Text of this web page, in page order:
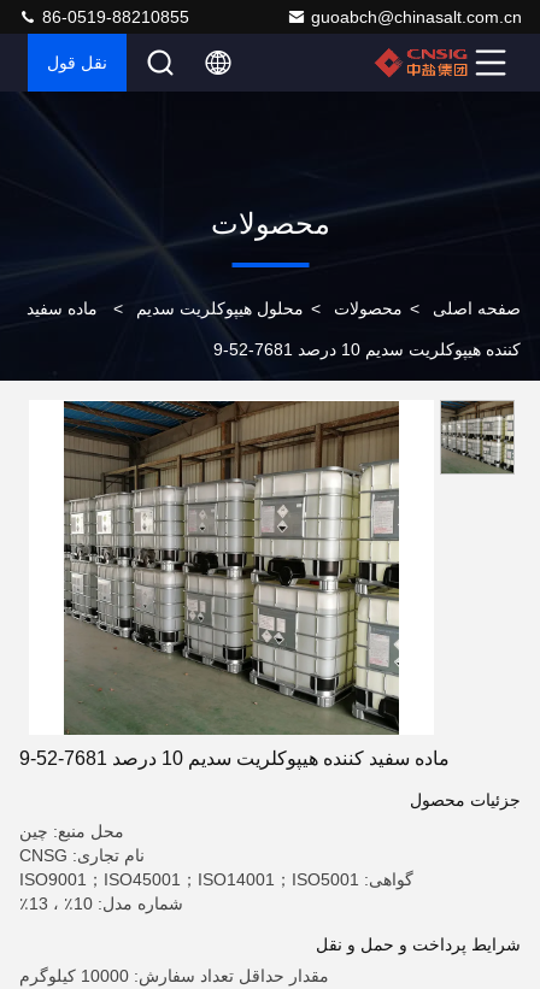
guoabch@chinasalt.com.cn
86-0519-88210855
نقل قول
محصولات
صفحه اصلی > محصولات > محلول هیپوکلریت سدیم > ماده سفید
کننده هیپوکلریت سدیم 10 درصد 7681-52-9
ماده سفید کننده هیپوکلریت سدیم 10 درصد 7681-52-9
جزئیات محصول
محل منبع: چین
نام تجاری: CNSG
گواهی: ISO9001；ISO45001；ISO14001；ISO5001
شماره مدل: 10٪ ، 13٪
شرایط پرداخت و حمل و نقل
مقدار حداقل تعداد سفارش: 10000 کیلوگرم